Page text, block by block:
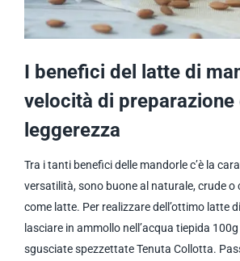
I benefici del latte di
velocità di preparazione
leggerezza
Tra i tanti benefici delle mandorle c’è la
versatilità, sono buone al naturale, crude
come latte. Per realizzare dell’ottimo latte
lasciare in ammollo nell’acqua tiepida
sgusciate spezzettate Tenuta Collotta.